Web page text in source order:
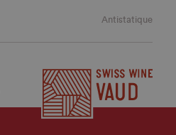
Antistatique